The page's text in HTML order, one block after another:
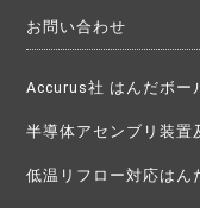
ョ
お問い合わせ
Accurus社 はんだボー
半導体アセンブリ装置
低温リフロー対応はん